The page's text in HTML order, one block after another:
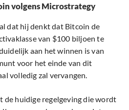
volgens Microstrategy
dat hij denkt dat Bitcoin de
van $100 biljoen te
aan het winnen is van
voor het einde van dit
volledig zal vervangen.
de huidige regelgeving die wordt